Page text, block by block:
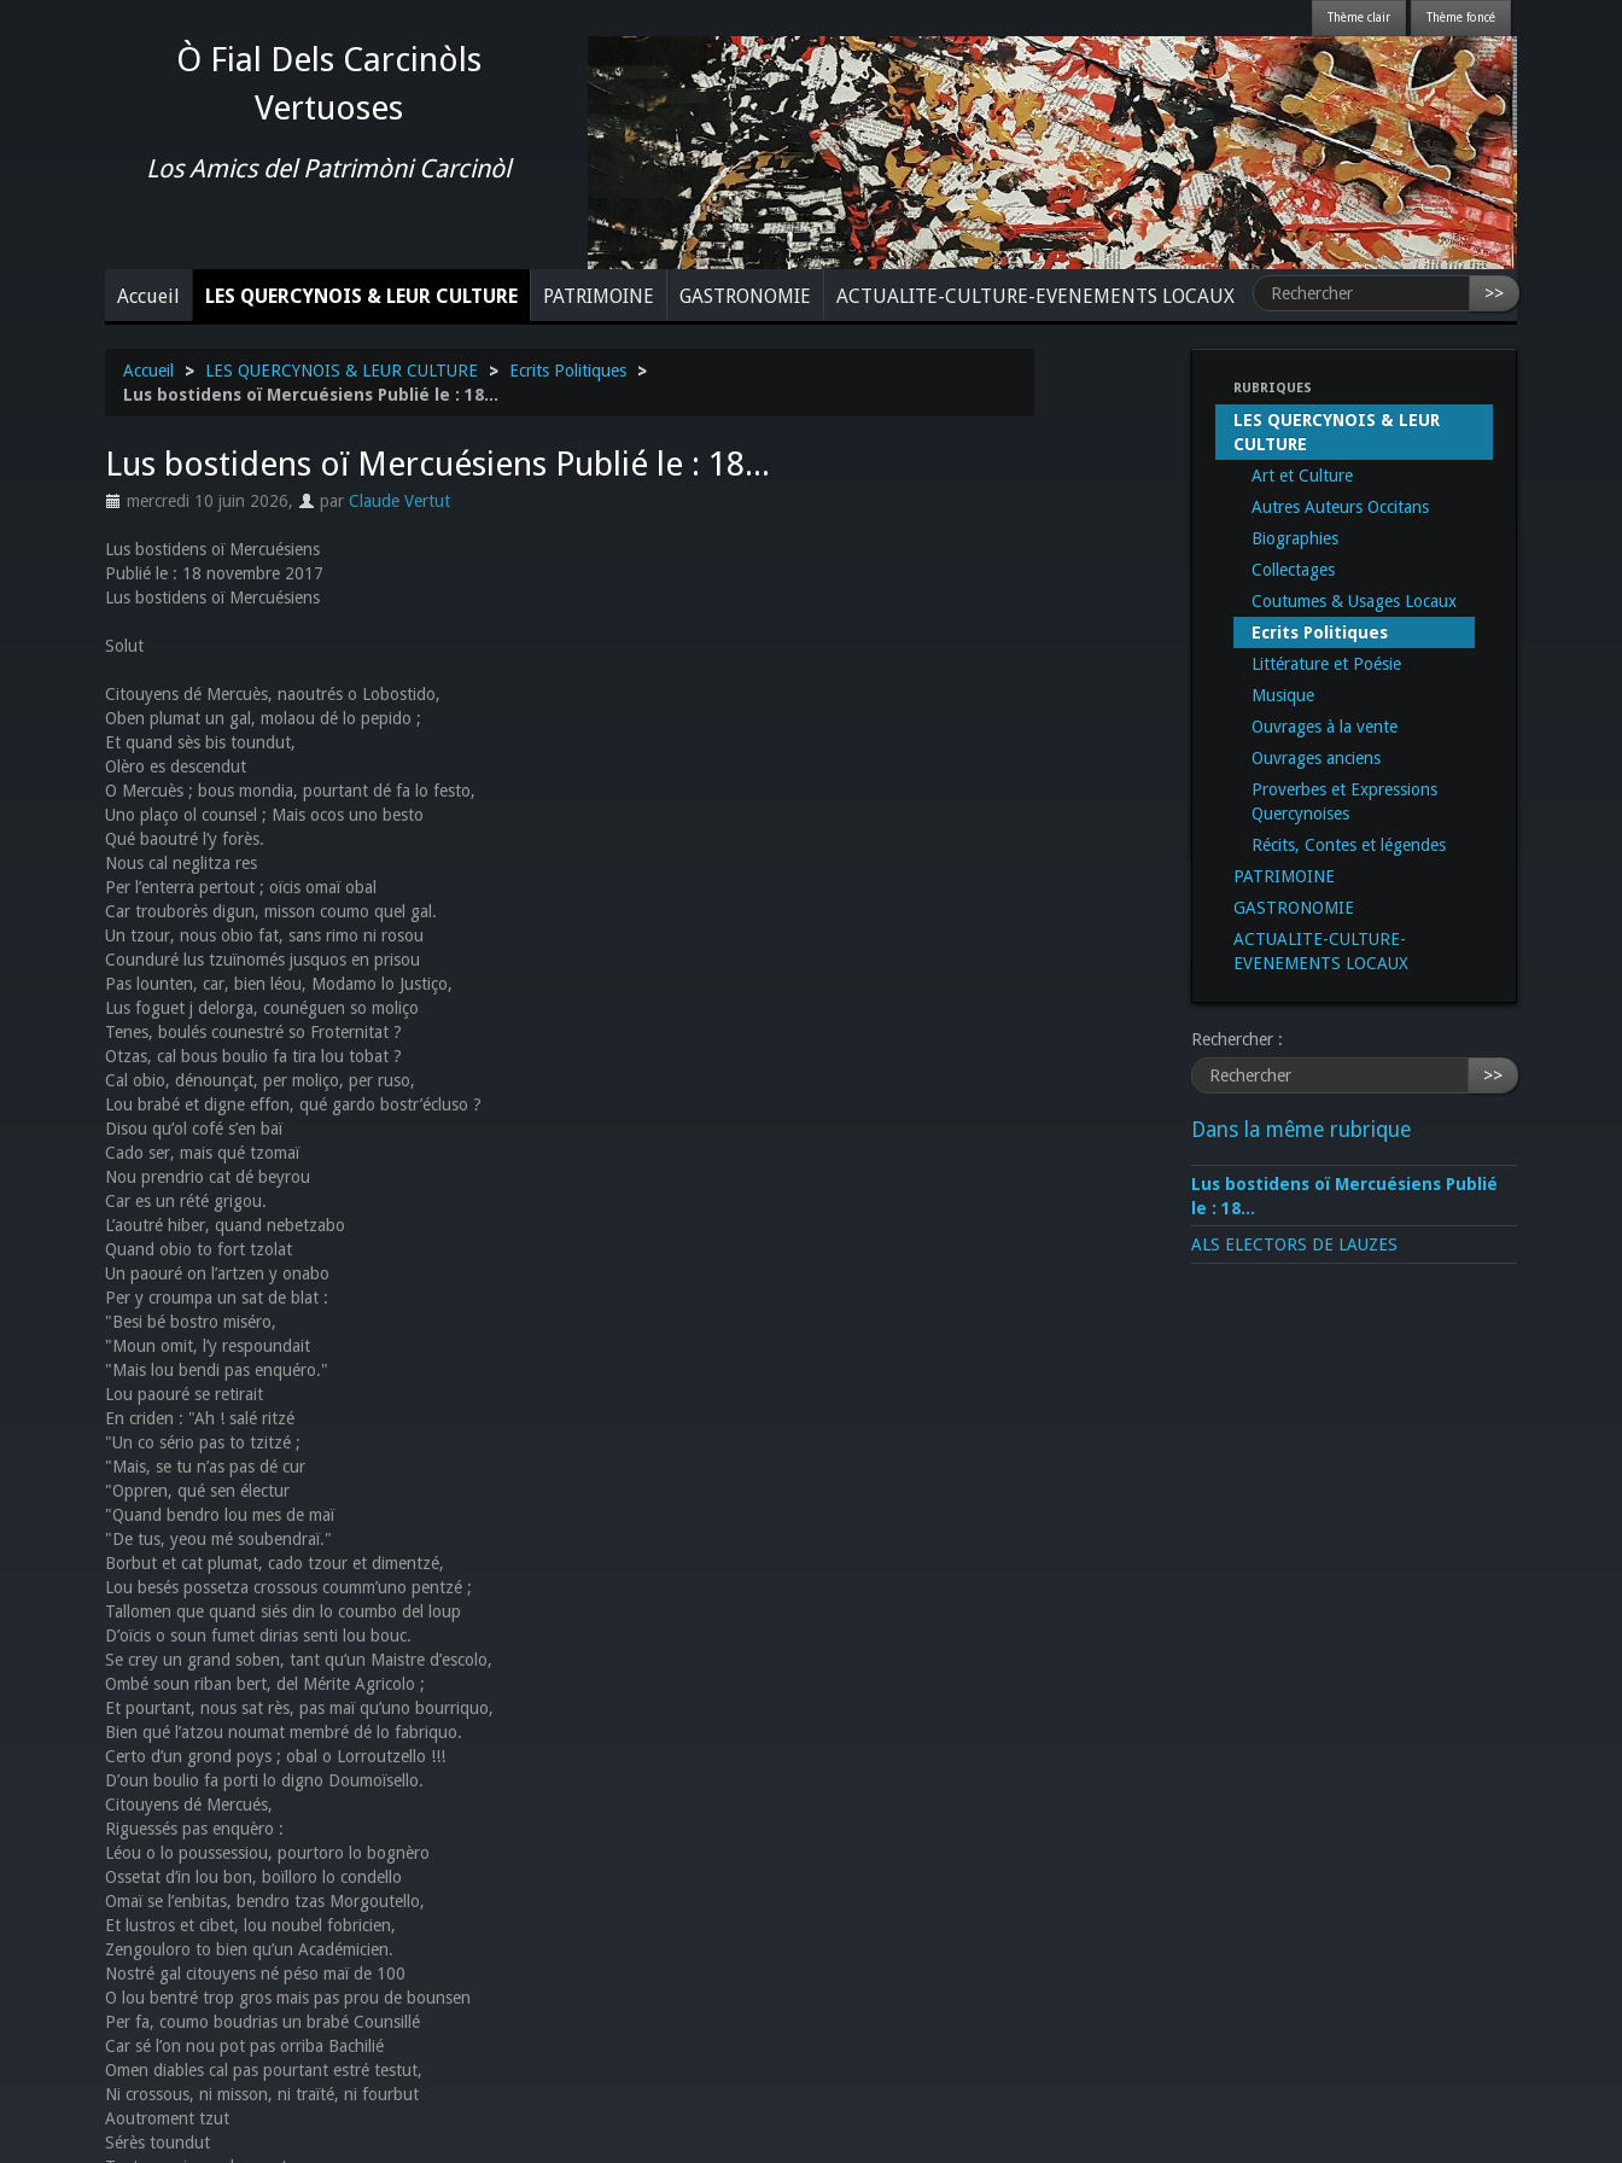
Ò Fial Dels Carcinòls
Vertuoses
Los Amics del Patrimòni Carcinòl
Accueil LES QUERCYNOIS & LEUR CULTURE PATRIMOINE GASTRONOMIE ACTUALITE-CULTURE-EVENEMENTS LOCAUX >>
Accueil > LES QUERCYNOIS & LEUR CULTURE > Ecrits Politiques
>
Lus bostidens oï Mercuésiens Publié le : 18...
Lus bostidens oï Mercuésiens Publié le : 18...
mercredi 10 juin 2026, par Claude Vertut
Lus bostidens oï Mercuésiens
Publié le : 18 novembre 2017
Lus bostidens oï Mercuésiens
Solut
Citouyens dé Mercuès, naoutrés o Lobostido,
Oben plumat un gal, molaou dé lo pepido ;
Et quand sès bis toundut,
Olèro es descendut
O Mercuès ; bous mondia, pourtant dé fa lo festo,
Uno plaço ol counsel ; Mais ocos uno besto
Qué baoutré l’y forès.
Nous cal neglitza res
Per l’enterra pertout ; oïcis omaï obal
Car trouborès digun, misson coumo quel gal.
Un tzour, nous obio fat, sans rimo ni rosou
Counduré lus tzuïnomés jusquos en prisou
Pas lounten, car, bien léou, Modamo lo Justiço,
Lus foguet j delorga, counéguen so moliço
Tenes, boulés counestré so Froternitat ?
Otzas, cal bous boulio fa tira lou tobat ?
Cal obio, dénounçat, per moliço, per ruso,
Lou brabé et digne effon, qué gardo bostr’écluso ?
Disou qu’ol cofé s’en baï
Cado ser, mais qué tzomaï
Nou prendrio cat dé beyrou
Car es un rété grigou.
L’aoutré hiber, quand nebetzabo
Quand obio to fort tzolat
Un paouré on l’artzen y onabo
Per y croumpa un sat de blat :
"Besi bé bostro miséro,
"Moun omit, l’y respoundait
"Mais lou bendi pas enquéro."
Lou paouré se retirait
En criden : "Ah ! salé ritzé
"Un co sério pas to tzitzé ;
"Mais, se tu n’as pas dé cur
"Oppren, qué sen électur
"Quand bendro lou mes de maï
"De tus, yeou mé soubendraï."
Borbut et cat plumat, cado tzour et dimentzé,
Lou besés possetza crossous coumm’uno pentzé ;
Tallomen que quand siés din lo coumbo del loup
D’oïcis o soun fumet dirias senti lou bouc.
Se crey un grand soben, tant qu’un Maistre d’escolo,
Ombé soun riban bert, del Mérite Agricolo ;
Et pourtant, nous sat rès, pas maï qu’uno bourriquo,
Bien qué l’atzou noumat membré dé lo fabriquo.
Certo d’un grond poys ; obal o Lorroutzello !!!
D’oun boulio fa porti lo digno Doumoïsello.
Citouyens dé Mercués,
Riguessés pas enquèro :
Léou o lo poussessiou, pourtoro lo bognèro
Ossetat d’in lou bon, boïlloro lo condello
Omaï se l’enbitas, bendro tzas Morgoutello,
Et lustros et cibet, lou noubel fobricien,
Zengouloro to bien qu’un Académicien.
Nostré gal citouyens né péso maï de 100
O lou bentré trop gros mais pas prou de bounsen
Per fa, coumo boudrias un brabé Counsillé
Car sé l’on nou pot pas orriba Bachilié
Omen diables cal pas pourtant estré testut,
Ni crossous, ni misson, ni traïté, ni fourbut
Aoutroment tzut
Sérès toundut
RUBRIQUES
LES QUERCYNOIS & LEUR
CULTURE
Art et Culture
Autres Auteurs Occitans
Biographies
Collectages
Coutumes & Usages Locaux
Ecrits Politiques
Littérature et Poésie
Musique
Ouvrages à la vente
Ouvrages anciens
Proverbes et Expressions
Quercynoises
Récits, Contes et légendes
PATRIMOINE
GASTRONOMIE
ACTUALITE-CULTURE-
EVENEMENTS LOCAUX
Rechercher :
>>
Dans la même rubrique
Lus bostidens oï Mercuésiens Publié
le : 18...
ALS ELECTORS DE LAUZES